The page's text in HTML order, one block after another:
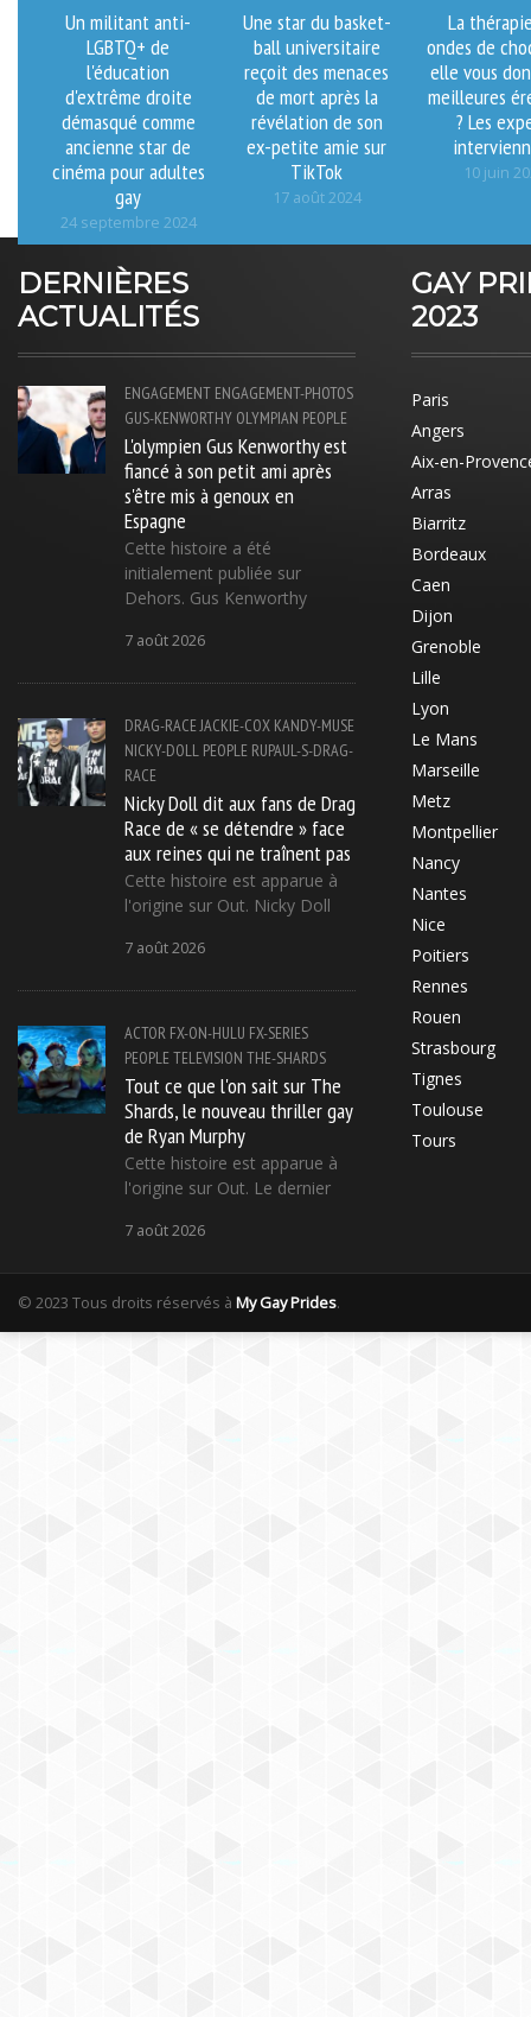
Un militant anti-
LGBTQ+ de
l'éducation
d'extrême droite
démasqué comme
ancienne star de
cinéma pour adultes
gay
24 septembre 2024
Une star du basket-
ball universitaire
reçoit des menaces
de mort après la
révélation de son
ex-petite amie sur
TikTok
17 août 2024
La
ondes de
elle vous
meilleures
? Les
10 juin
DERNIÈRES
ACTUALITÉS
ENGAGEMENT ENGAGEMENT-PHOTOS
GUS-KENWORTHY OLYMPIAN PEOPLE
L'olympien Gus Kenworthy est
fiancé à son petit ami après
s'être mis à genoux en
Espagne
Cette histoire a été
initialement publiée sur
Dehors. Gus Kenworthy
7 août 2026
DRAG-RACEJACKIE-COX KANDY-MUSE
NICKY-DOLL PEOPLE RUPAUL-S-DRAG-
RACE
Nicky Doll dit aux fans de Drag
Race de « se détendre » face
aux reines qui ne traînent pas
Cette histoire est apparue à
l'origine sur Out. Nicky Doll
7 août 2026
ACTOR FX-ON-HULU FX-SERIES
PEOPLETELEVISION THE-SHARDS
Tout ce que l'on sait sur The
Shards, le nouveau thriller gay
de Ryan Murphy
Cette histoire est apparue à
l'origine sur Out. Le dernier
7 août 2026
GAY
2023
Paris
Angers
Aix-en-
Arras
Biarritz
Bordeaux
Caen
Dijon
Grenoble
Lille
Lyon
Le Mans
Marseille
Metz
Montpellier
Nancy
Nantes
Nice
Poitiers
Rennes
Rouen
Strasbourg
Tignes
Toulouse
Tours
© 2023 Tous droits réservés à My Gay Prides.